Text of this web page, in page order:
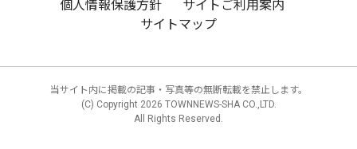
個人情報保護方針
サイトご利用案内
サイトマップ
当サイト内に掲載の記事・写真等の無断転載を禁止します。
(C) Copyright 2026 TOWNNEWS-SHA CO.,LTD.
All Rights Reserved.